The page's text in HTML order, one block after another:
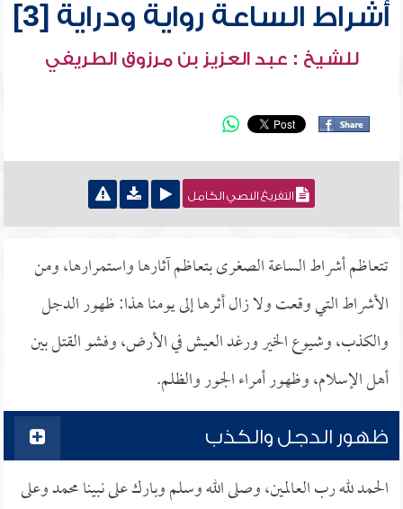
أشراط الساعة رواية ودراية [3]
للشيخ : عبد العزيز بن مرزوق الطريفي
التفريغ النصي الكامل
تتعاظم أشراط الساعة الصغرى بتعاظم آثارها واستمرارها، ومن
الأشراط التي وقعت ولا زال أثرها إلى يومنا هذا: ظهور الدجل
والكذب، وشيوع الخير ورغد العيش في الأرض، وفشو القتل بين
أهل الإسلام، وظهور أمراء الجور والظلم.
ظهور الدجل والكذب
الحمد لله رب العالمين، وصلى الله وسلم وبارك على نبينا محمد وعلى